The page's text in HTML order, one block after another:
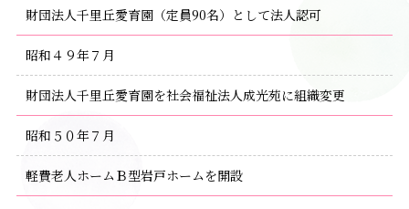
財団法人千里丘愛育園（定員90名）として法人認可
昭和４９年７月
財団法人千里丘愛育園を社会福祉法人成光苑に組織変更
昭和５０年７月
軽費老人ホームＢ型岩戸ホームを開設